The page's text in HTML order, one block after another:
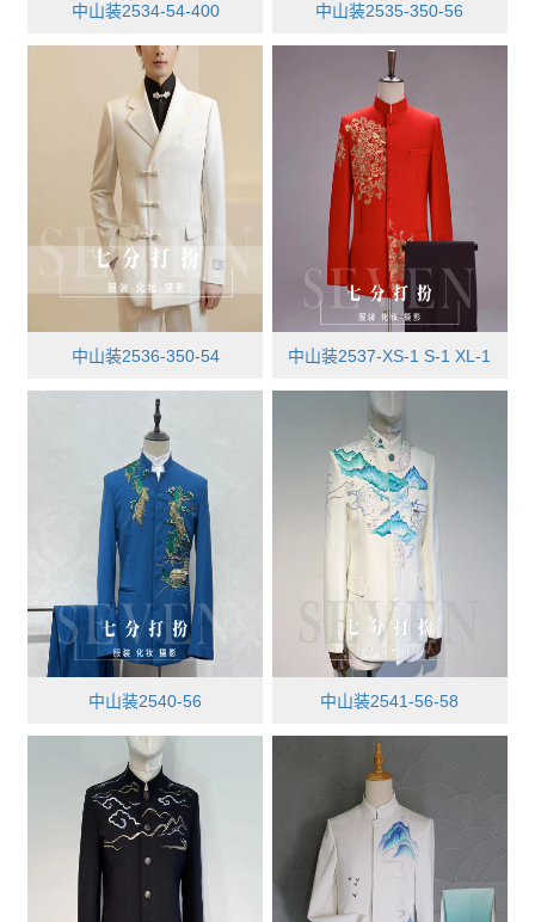
中山装2534-54-400 中山装2535-350-56
中山装2536-350-54 中山装2537-XS-1 S-1 XL-1
中山装2540-56 中山装2541-56-58